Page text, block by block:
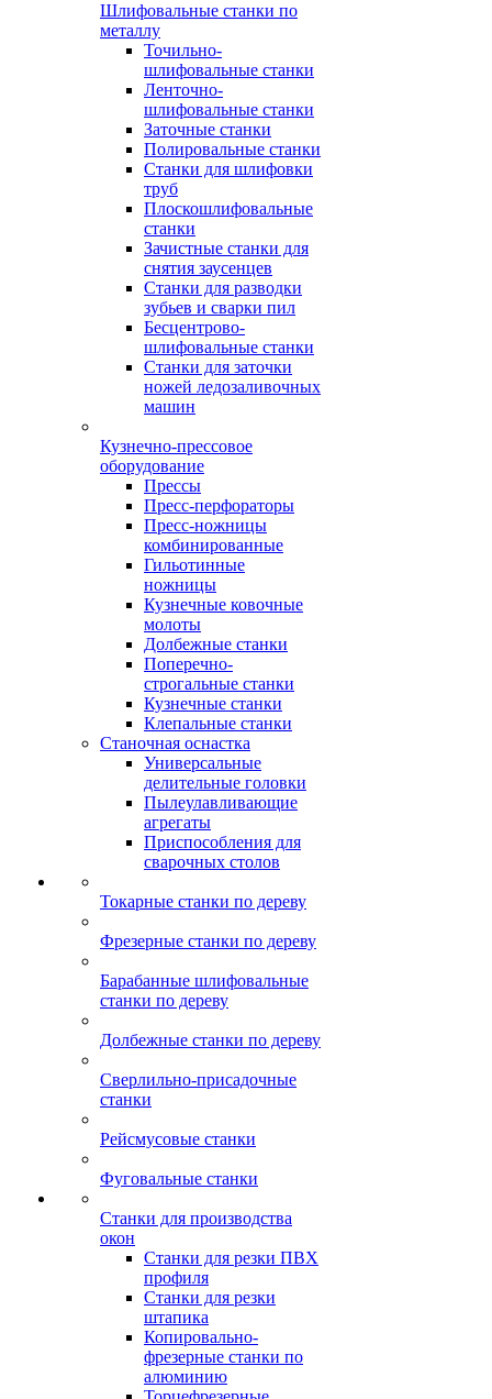
Шлифовальные станки по
металлу
Точильно-
шлифовальные станки
Ленточно-
шлифовальные станки
Заточные станки
Полировальные станки
Станки для шлифовки
труб
Плоскошлифовальные
станки
Зачистные станки для
снятия заусенцев
Станки для разводки
зубьев и сварки пил
Бесцентрово-
шлифовальные станки
Станки для заточки
ножей ледозаливочных
машин
Кузнечно-прессовое
оборудование
Прессы
Пресс-перфораторы
Пресс-ножницы
комбинированные
Гильотинные
ножницы
Кузнечные ковочные
молоты
Долбежные станки
Поперечно-
строгальные станки
Кузнечные станки
Клепальные станки
Станочная оснастка
Универсальные
делительные головки
Пылеулавливающие
агрегаты
Приспособления для
сварочных столов
Токарные станки по дереву
Фрезерные станки по дереву
Барабанные шлифовальные
станки по дереву
Долбежные станки по дереву
Сверлильно-присадочные
станки
Рейсмусовые станки
Фуговальные станки
Станки для производства
окон
Станки для резки ПВХ
профиля
Станки для резки
штапика
Копировально-
фрезерные станки по
алюминию